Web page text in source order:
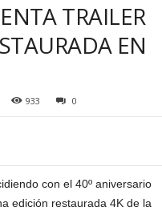
TRAILER
EN
933 0
con el 40º aniversario
edición restaurada 4K de la